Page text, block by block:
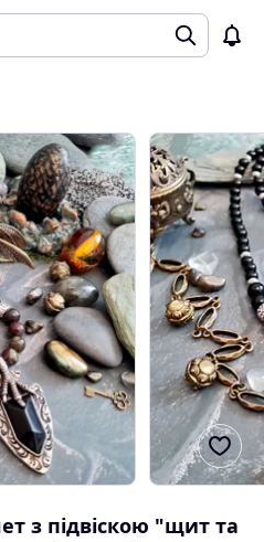
з підвіскою "щит та